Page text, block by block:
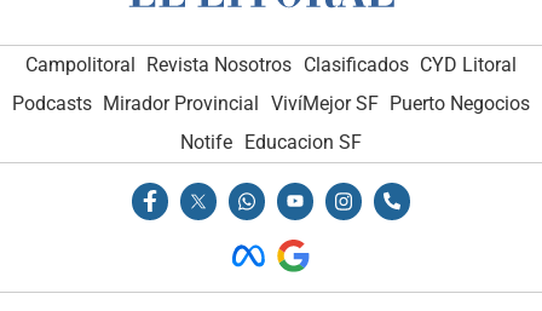
Campolitoral Revista Nosotros Clasificados CYD Litoral
Podcasts Mirador Provincial VivíMejor SF Puerto Negocios
Notife
Educacion SF